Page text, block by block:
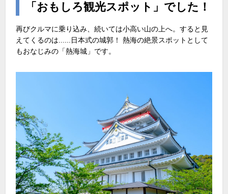
「おもしろ観光スポット」でした！
再びクルマに乗り込み、続いては小高い山の上へ。すると見
えてくるのは......日本式の城郭！ 熱海の絶景スポットとして
もおなじみの「熱海城」です。